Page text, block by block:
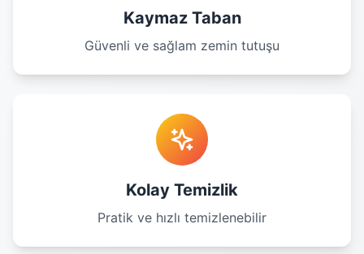
Kaymaz Taban
Güvenli ve sağlam zemin tutuşu
Kolay Temizlik
Pratik ve hızlı temizlenebilir